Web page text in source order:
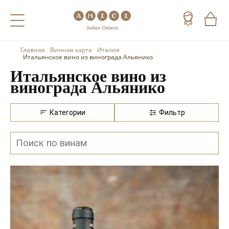
Назад
Холодные напитки
Чай
Кофе
Назад
Вино
Шампанское
Игристое вино
Портвейн
Херес
Красные вина
Белые вина
Назад
Виски
Коньяк
Арманьяк
Текила
Мескаль
Джин
Главная Винная карта
Италия
Итальянское вино из винограда Альянико
Итальянское вино из
винограда Альянико
Категории Фильтр